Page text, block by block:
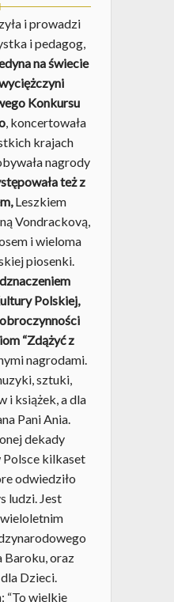
i prowadzi
i pedagog,
na świecie
Konkursu
, koncertowała
krajach
nagrody
też z
Leszkiem
Vondrackovą,
i wieloma
piosenki.
Polskiej,
“Zdążyć z
nagrodami.
sztuki,
i książek, a dla
Pani Ania.
dekady
Polsce kilkaset
odwiedziło
ludzi. Jest
Baroku, oraz
Dzieci.
“To wielkie